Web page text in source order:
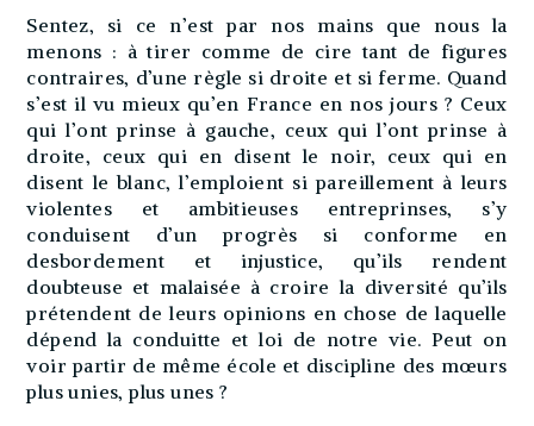
Sentez, si ce n’est par nos mains que nous la
menons : à tirer comme de cire tant de figures
contraires, d’une règle si droite et si ferme. Quand
s’est il vu mieux qu’en France en nos jours ? Ceux
qui l’ont prinse à gauche, ceux qui l’ont prinse à
droite, ceux qui en disent le noir, ceux qui en
disent le blanc, l’emploient si pareillement à leurs
violentes et ambitieuses entreprinses, s’y
conduisent d’un progrès si conforme en
desbordement et injustice, qu’ils rendent
doubteuse et malaisée à croire la diversité qu’ils
prétendent de leurs opinions en chose de laquelle
dépend la conduitte et loi de notre vie. Peut on
voir partir de même école et discipline des mœurs
plus unies, plus unes ?